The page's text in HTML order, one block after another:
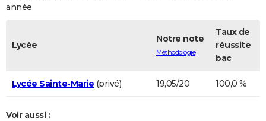
Bricolage
Lifestyle
Culture
Sport
Auto
Television
Voyage
Cinema
année.
Lycée
Notre note
Méthodologie
Taux de
réussite
bac
Lycée Sainte-Marie (privé) 19,05/20 100,0 %
Voir aussi :